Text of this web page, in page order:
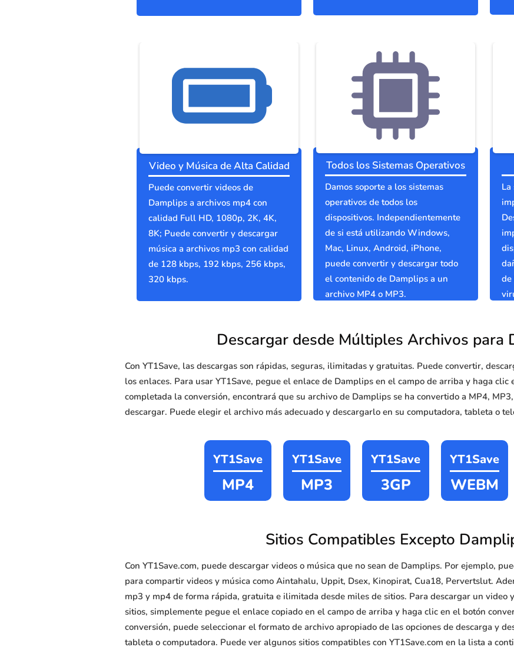
Video y Música de Alta Calidad
Puede convertir videos de
Damplips a archivos mp4 con
calidad Full HD, 1080p, 2K, 4K,
8K; Puede convertir y descargar
música a archivos mp3 con calidad
de 128 kbps, 192 kbps, 256 kbps,
320 kbps.
Todos los Sistemas Operativos
Damos soporte a los sistemas
operativos de todos los
dispositivos. Independientemente
de si está utilizando Windows,
Mac, Linux, Android, iPhone,
puede convertir y descargar todo
el contenido de Damplips a un
archivo MP4 o MP3.
de
Descargar desde Múltiples Archivos para
Con YT1Save, las descargas son rápidas, seguras, ilimitadas y gratuitas. Puede convertir,
los enlaces. Para usar YT1Save, pegue el enlace de Damplips en el campo de arriba y haga
completada la conversión, encontrará que su archivo de Damplips se ha convertido a MP4,
descargar. Puede elegir el archivo más adecuado y descargarlo en su computadora, tableta o
YT1Save
MP4
YT1Save
MP3
YT1Save
3GP
YT1Save
WEBM
Sitios Compatibles Excepto
Con YT1Save.com, puede descargar videos o música que no sean de Damplips. Por ejemplo,
para compartir videos y música como Aintahalu, Uppit, Dsex, Kinopirat, Cua18, Pervertslut.
mp3 y mp4 de forma rápida, gratuita e ilimitada desde miles de sitios. Para descargar un video
sitios, simplemente pegue el enlace copiado en el campo de arriba y haga clic en el botón
conversión, puede seleccionar el formato de archivo apropiado de las opciones de descarga y
tableta o computadora. Puede ver algunos sitios compatibles con YT1Save.com en la lista a